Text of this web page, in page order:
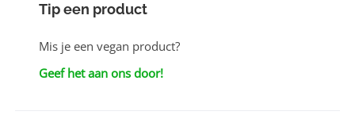
Tip een product
Mis je een vegan product?
Geef het aan ons door!